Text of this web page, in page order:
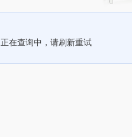
正在查询中，请刷新重试